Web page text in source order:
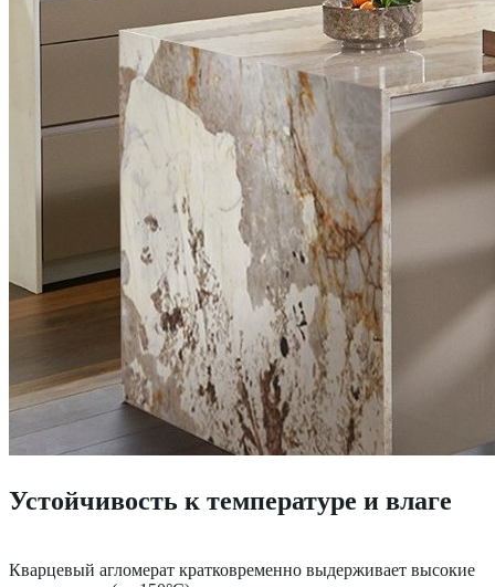
Устойчивость к температуре и влаге
Кварцевый агломерат кратковременно выдерживает высокие